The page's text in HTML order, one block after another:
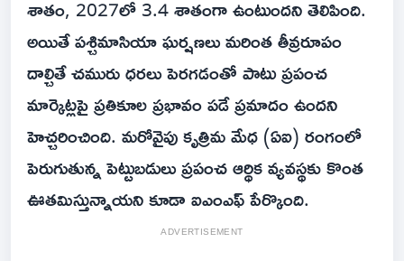
శాతం, 2027లో 3.4 శాతంగా ఉంటుందని తెలిపింది.
అయితే పశ్చిమాసియా ఘర్షణలు మరింత తీవ్రరూపం
దాల్చితే చమురు ధరలు పెరగడంతో పాటు ప్రపంచ
మార్కెట్లపై ప్రతికూల ప్రభావం పడే ప్రమాదం ఉందని
హెచ్చరించింది. మరోవైపు కృత్రిమ మేధ (ఏఐ) రంగంలో
పెరుగుతున్న పెట్టుబడులు ప్రపంచ ఆర్థిక వ్యవస్థకు కొంత
ఊతమిస్తున్నాయని కూడా ఐఎంఎఫ్‌ పేర్కొంది.
ADVERTISEMENT